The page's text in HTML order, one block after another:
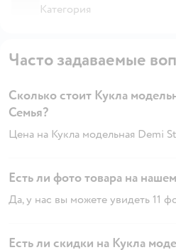
Категория
Часто задаваемые
Сколько стоит Кукла
Семья?
Цена на Кукла модельная Demi
Есть ли фото товара на
Да, у нас вы можете увидеть 11
Есть ли скидки на Кукла